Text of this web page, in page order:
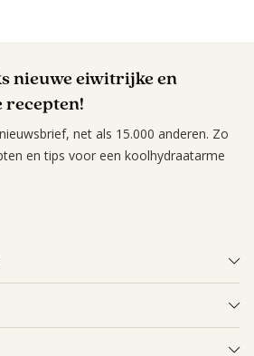
nieuwe eiwitrijke en
recepten!
net als 15.000 anderen. Zo
en tips voor een koolhydraatarme